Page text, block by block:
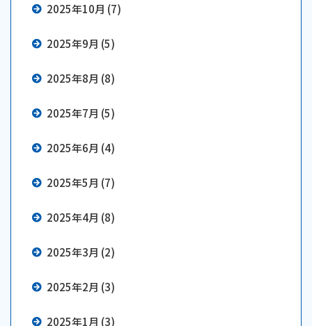
2025年10月 (7)
2025年9月 (5)
2025年8月 (8)
2025年7月 (5)
2025年6月 (4)
2025年5月 (7)
2025年4月 (8)
2025年3月 (2)
2025年2月 (3)
2025年1月 (3)